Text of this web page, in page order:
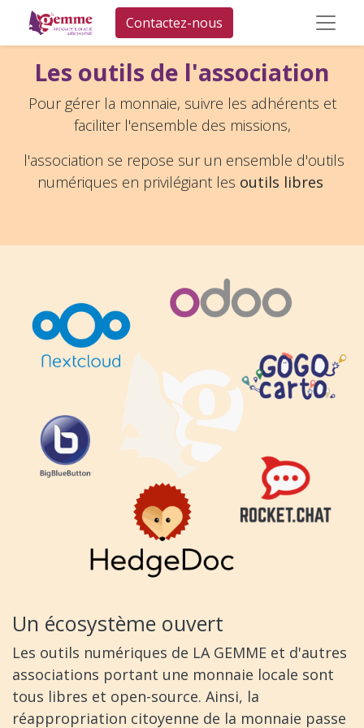
Contactez-nous
Les outils de l'association
Pour gérer la monnaie, suivre les adhérents et
faciliter l'ensemble des missions,
l'association se repose sur un ensemble d'outils
numériques en privilégiant les outils libres
Un écosystème ouvert
Les outils numériques de LA GEMME et d'autres
associations portant une monnaie locale sont
tous libres et open-source. Ainsi, la
réappropriation citoyenne de la monnaie passe